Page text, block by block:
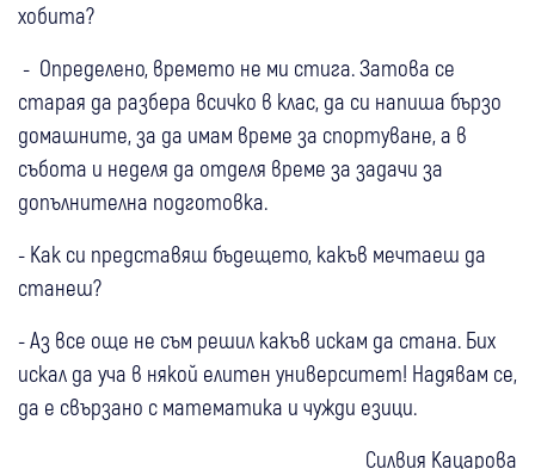
хобита?
- Определено, времето не ми стига. Затова се
старая да разбера всичко в клас, да си напиша бързо
домашните, за да имам време за спортуване, а в
събота и неделя да отделя време за задачи за
допълнителна подготовка.
- Как си представяш бъдещето, какъв мечтаеш да
станеш?
- Аз все още не съм решил какъв искам да стана. Бих
искал да уча в някой елитен университет! Надявам се,
да е свързано с математика и чужди езици.
Силвия Кацарова